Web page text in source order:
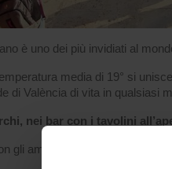
è uno dei più invidiati al
media di 19° si
di València di vita in qualsiasi
nei bar con i tavolini
gli amici, passeggiare con la